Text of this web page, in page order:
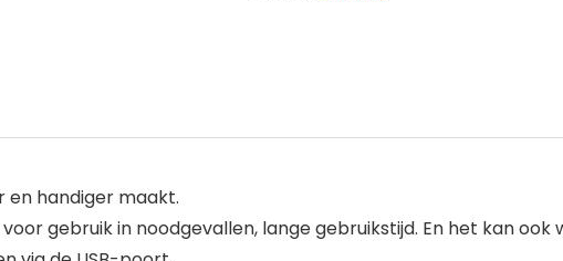
handiger maakt.
gebruik in noodgevallen, lange gebruikstijd. En het kan